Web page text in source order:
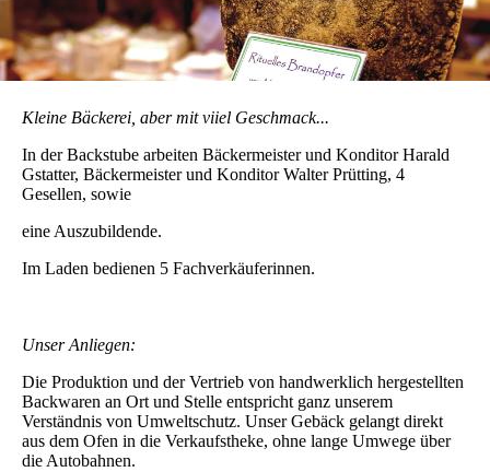
Kleine Bäckerei, aber mit viiel Geschmack...
In der Backstube arbeiten Bäckermeister und Konditor Harald
Gstatter, Bäckermeister und Konditor Walter Prütting, 4
Gesellen, sowie
eine Auszubildende.
Im Laden bedienen 5 Fachverkäuferinnen.
Unser Anliegen:
Die Produktion und der Vertrieb von handwerklich hergestellten
Backwaren an Ort und Stelle entspricht ganz unserem
Verständnis von Umweltschutz. Unser Gebäck gelangt direkt
aus dem Ofen in die Verkaufstheke, ohne lange Umwege über
die Autobahnen.